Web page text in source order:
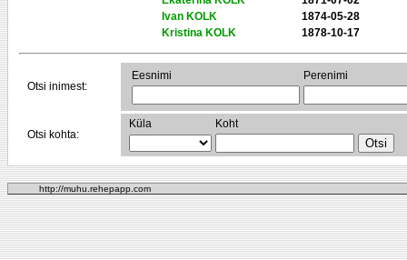
Ivan KOLK
1874-05-28
Kristina KOLK
1878-10-17
Otsi inimest:
Eesnimi Perenimi
Otsi kohta:
Küla Koht
http://muhu.rehepapp.com